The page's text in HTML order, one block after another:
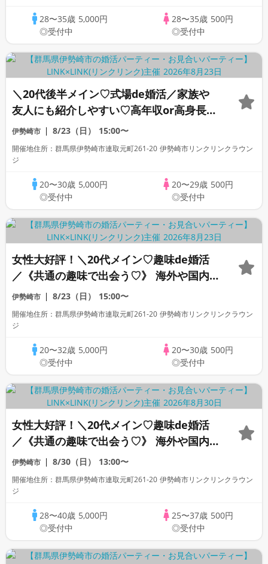
28〜35歳 5,000円
◎受付中
28〜35歳 500円
◎受付中
＼20代後半メイン♡式場de婚活／家族や
友人にも紹介しやすい♡高年収or高身長男
性＆爽やか・清潔感のある方
伊勢崎市 8/23（日） 15:00〜
開催地住所：群馬県伊勢崎市連取元町261-20 伊勢崎市リンクリンクラウン
ジ
20〜30歳 5,000円
◎受付中
20〜29歳 500円
◎受付中
女性大好評！＼20代メイン♡趣味de婚活
／《共通の趣味で出会う♡》 海外や国内
旅行・カフェ・散歩・グルメが好き＆年収
400万円以上の男性
伊勢崎市 8/23（日） 15:00〜
開催地住所：群馬県伊勢崎市連取元町261-20 伊勢崎市リンクリンクラウン
ジ
20〜32歳 5,000円
◎受付中
20〜30歳 500円
◎受付中
女性大好評！＼20代メイン♡趣味de婚活
／《共通の趣味で出会う♡》 海外や国内
旅行・カフェ・散歩・グルメが好き＆年収
500万円以上の男性
伊勢崎市 8/30（日） 13:00〜
開催地住所：群馬県伊勢崎市連取元町261-20 伊勢崎市リンクリンクラウン
ジ
28〜40歳 5,000円
◎受付中
25〜37歳 500円
◎受付中